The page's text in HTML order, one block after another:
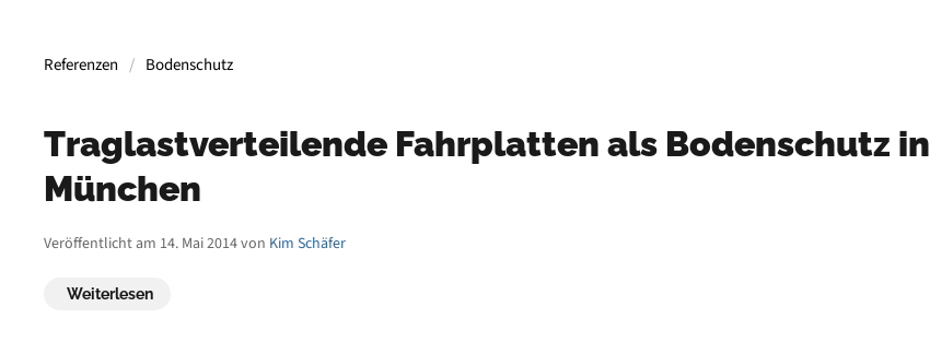
Referenzen Bodenschutz
Traglastverteilende Fahrplatten als Bodenschutz in
München
Veröffentlicht am 14. Mai 2014 von Kim Schäfer
Weiterlesen